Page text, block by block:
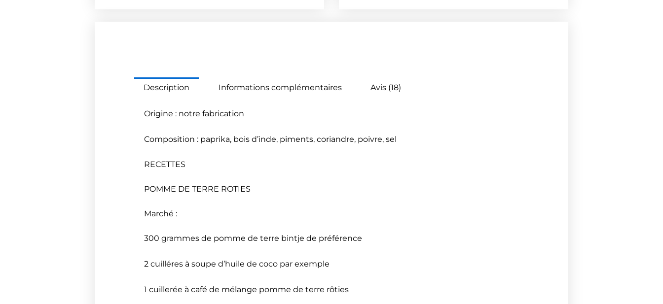
Description Informations complémentaires Avis (18)
Origine : notre fabrication
Composition : paprika, bois d’inde, piments, coriandre, poivre, sel
RECETTES
POMME DE TERRE ROTIES
Marché :
300 grammes de pomme de terre bintje de préférence
2 cuilléres à soupe d’huile de coco par exemple
1 cuillerée à café de mélange pomme de terre rôties